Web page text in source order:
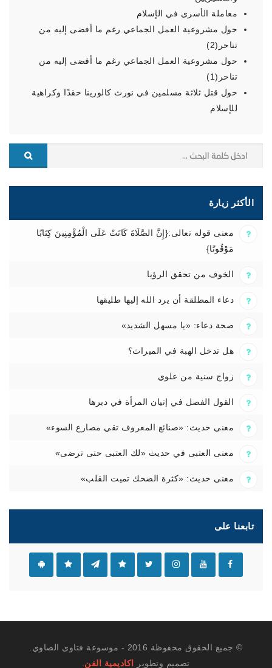
معاملة الأسرى في الإسلام
حول مشروعية العمل الجماعي رغم ما أفضى إليه من
تناحر(2)
حول مشروعية العمل الجماعي رغم ما أفضى إليه من
تناحر(1)
حول قتل ثلاثة مسلمين في نورث كالورينا حقدًا وكراهية
للإسلام
الأكثر زيارة
معنى قوله تعالى:{إِنَّ الصَّلَاةَ كَانَتْ عَلَى الْمُؤْمِنِينَ كِتَابًا
مَوْقُوتًا}
الخوف من تحقق الرؤيا
دعاء المطلقة أن يرد الله إليها طليقها
صحة دعاء: «يا مسهل الشديد»
هل تدخل الهبة في الميراث؟
زواج سنية من علوي
القول الفصل في إتيان المرأة في دبرها
معنى حديث: «صنائع المعروف تقي مصارع السوء»
معنى العتبى في حديث «لك العتبى حتى ترضى»
معنى حديث: «كثرة الضحك تميت القلب»
تابعنا على
© جميع الحقوق محفوظة 2016 - موسوعة فتاوى الصاوي.
تصميم وتطوير
اكاديمية الفن